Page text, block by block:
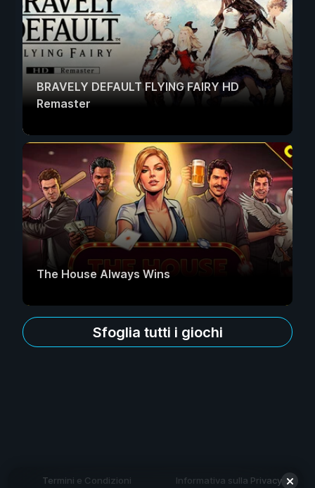
BRAVELY DEFAULT FLYING FAIRY HD
Remaster
The House Always Wins
Sfoglia tutti i giochi
Termini e Condizioni Informativa sulla Privacy